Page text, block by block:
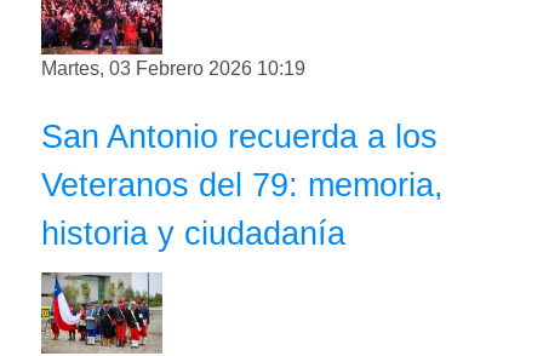
Martes, 03 Febrero 2026 10:19
San Antonio recuerda a los
Veteranos del 79: memoria,
historia y ciudadanía